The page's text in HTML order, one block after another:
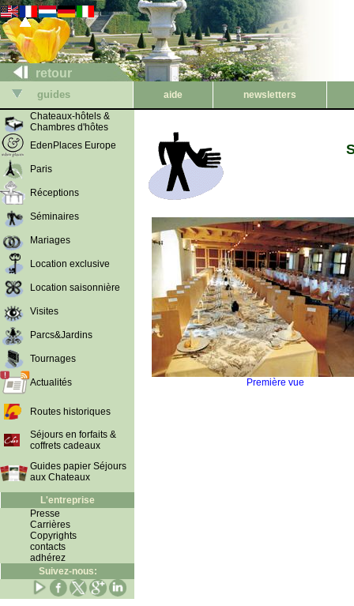
retour
guides aide
newsletters
Chateaux-hôtels &
Chambres d'hôtes
EdenPlaces Europe
Paris
Réceptions
Séminaires
Mariages
Location exclusive
Location saisonnière
Visites
Parcs&Jardins
Tournages
Actualités
Routes historiques
Séjours en forfaits &
coffrets cadeaux
Guides papier Séjours
aux Chateaux
L'entreprise
Presse
Carrières
Copyrights
contacts
adhérez
Suivez-nous:
Première vue